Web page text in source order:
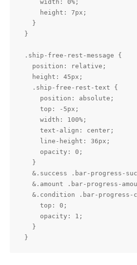
    width: 0%;
    height: 7px;
  }
}
.ship-free-rest-message {
  position: relative;
  height: 45px;
  .ship-free-rest-text {
    position: absolute;
    top: -5px;
    width: 100%;
    text-align: center;
    line-height: 36px;
    opacity: 0;
  }
&.success .bar-progress-
&.amount .bar-progress-
&.condition .bar-progress-
    top: 0;
    opacity: 1;
  }
}